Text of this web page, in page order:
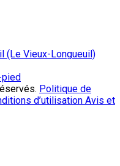
(Le Vieux-Longueuil)
pied
Politique de
d’utilisation Avis et